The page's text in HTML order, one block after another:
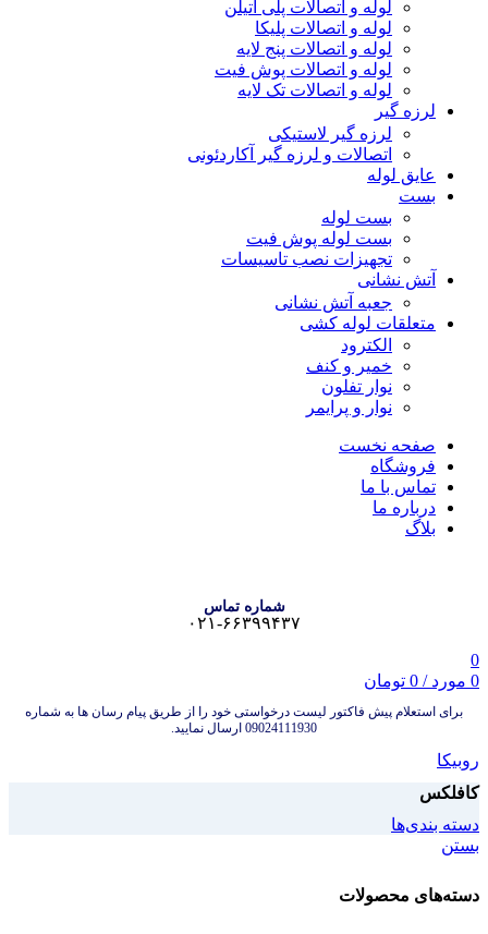
لوله و اتصالات پلی اتیلن
لوله و اتصالات پلیکا
لوله و اتصالات پنج لایه
لوله و اتصالات پوش فیت
لوله و اتصالات تک لایه
لرزه گیر
لرزه گیر لاستیکی
اتصالات و لرزه گیر آکاردئونی
عایق لوله
بست
بست لوله
بست لوله پوش فیت
تجهیزات نصب تاسیسات
آتش نشانی
جعبه آتش نشانی
متعلقات لوله کشی
الکترود
خمیر و کنف
نوار تفلون
نوار و پرایمر
صفحه نخست
فروشگاه
تماس با ما
درباره ما
بلاگ
شماره تماس
۰۲۱-۶۶۳۹۹۴۳۷
0
0 مورد /
0 تومان
برای استعلام پیش فاکتور لیست درخواستی خود را از طریق پیام رسان ها به شماره
09024111930 ارسال نمایید.
روبیکا
کافلکس
دسته بندی‌ها
بستن
دسته‌های محصولات